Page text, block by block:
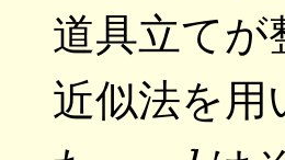
道具立て
近似法を用
d